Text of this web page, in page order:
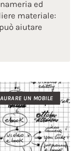
ed
materiale:
aiutare
UN MOBILE